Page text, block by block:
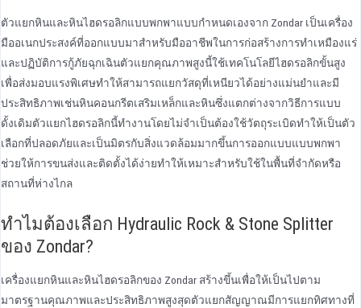
ตัวแยกหินและหินไฮดรอลิกแบบพกพาแบบกําหนดเองจาก Zondar เป็นเครื่อง
มืออเนกประสงค์ที่ออกแบบมาสําหรับมืออาชีพในการก่อสร้างการทําเหมืองแร่
และปฏิบัติการกู้ภัยฉุกเฉินตัวแยกคุณภาพสูงนี้ใช้เทคโนโลยีไฮดรอลิกขั้นสูง
เพื่อส่งมอบแรงพิเศษทําให้สามารถแยกวัสดุที่เหนียวได้อย่างแม่นยําและมี
ประสิทธิภาพเช่นหินคอนกรีตเสริมเหล็กและหินซึ่งแตกต่างจากวิธีการแบบ
ดั้งเดิมตัวแยกไฮดรอลิกนี้ทํางานโดยไม่จําเป็นต้องใช้วัตถุระเบิดทําให้เป็นตัว
เลือกที่ปลอดภัยและเป็นมิตรกับสิ่งแวดล้อมมากขึ้นการออกแบบแบบพกพา
ช่วยให้การขนส่งและติดตั้งได้ง่ายทําให้เหมาะสําหรับใช้ในพื้นที่จํากัดหรือ
สถานที่ห่างไกล
ทําไมต้องเลือก Hydraulic Rock & Stone Splitter
ของ Zondar?
เครื่องแยกหินและหินไฮดรอลิกของ Zondar สร้างขึ้นเพื่อให้เป็นไปตาม
มาตรฐานคุณภาพและประสิทธิภาพสูงสุดตัวแยกสัญญาณมีการแยกทิศทางที่